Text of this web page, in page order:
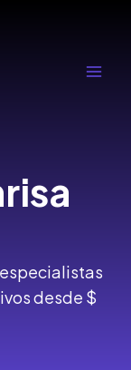
desde $